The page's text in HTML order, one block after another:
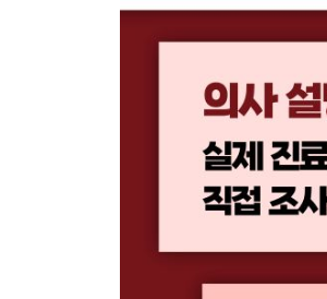
모든 음식을 익혀서 먹어야
57. 소량의 음주는 가능한
58. 간암 환자인데 담배를
59. 고혈압, 당뇨병, 고지혈